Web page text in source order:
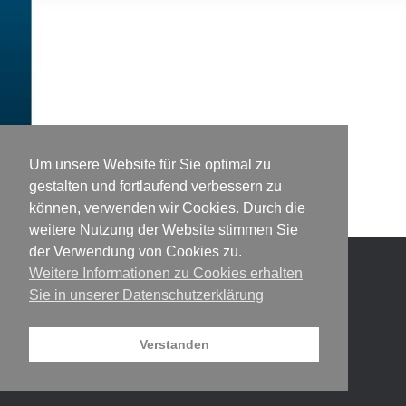
© 2026 DesigNet Theme bySiteOrigin
Um unsere Website für Sie optimal zu
gestalten und fortlaufend verbessern zu
können, verwenden wir Cookies. Durch die
weitere Nutzung der Website stimmen Sie
der Verwendung von Cookies zu.
Weitere Informationen zu Cookies erhalten
Sie in unserer Datenschutzerklärung
Verstanden